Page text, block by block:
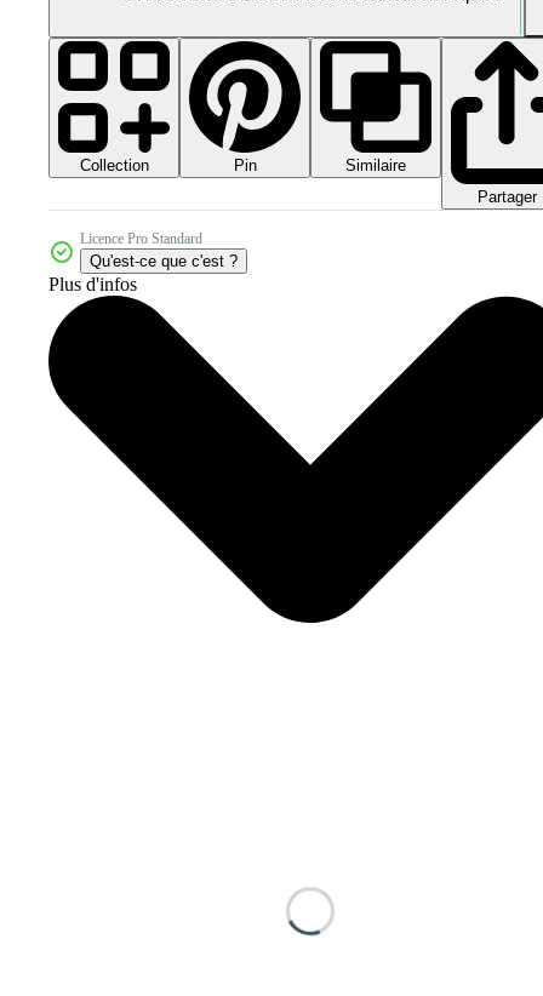
Collection Pin
Similaire
Partager
Licence Pro Standard
Qu'est-ce que c'est ?
Plus d'infos